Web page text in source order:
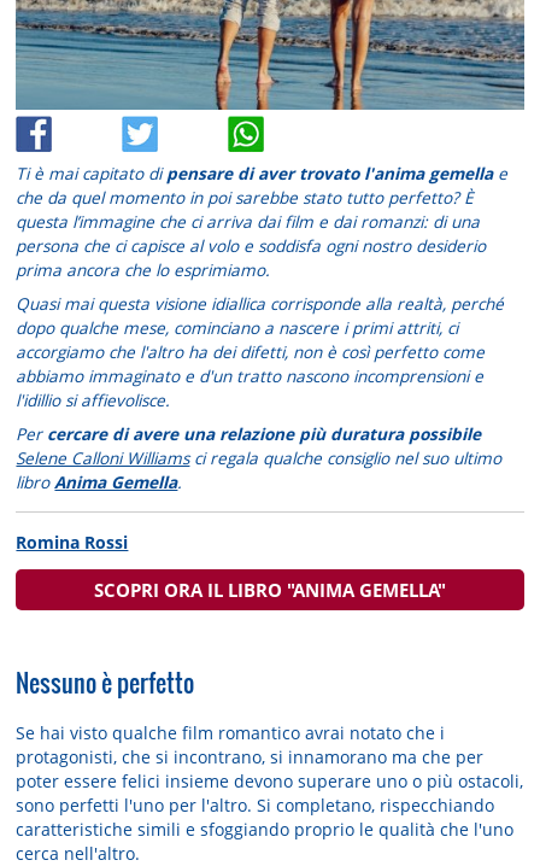
Ti è mai capitato dipensare di aver trovato l'anima gemellae
che da quel momento in poi sarebbe stato tutto perfetto? È
questa l’immagine che ci arriva dai film e dai romanzi: di una
persona che ci capisce al volo e soddisfa ogni nostro desiderio
prima ancora che lo esprimiamo.
Quasi mai questa visione idiallica corrisponde alla realtà, perché
dopo qualche mese, cominciano a nascere i primi attriti, ci
accorgiamo che l'altro ha dei difetti, non è così perfetto come
abbiamo immaginato e d'un tratto nascono incomprensioni e
l'idillio si affievolisce.
Per cercare di avere una relazione più duratura possibile
Selene Calloni Williamsci regala qualche consiglio nel suo ultimo
libroAnima Gemella.
Romina Rossi
SCOPRI ORA IL LIBRO "ANIMA GEMELLA"
Nessuno è perfetto
Se hai visto qualche film romantico avrai notato che i
protagonisti, che si incontrano, si innamorano ma che per
poter essere felici insieme devono superare uno o più ostacoli,
sono perfetti l'uno per l'altro. Si completano, rispecchiando
caratteristiche simili e sfoggiando proprio le qualità che l'uno
cerca nell'altro.